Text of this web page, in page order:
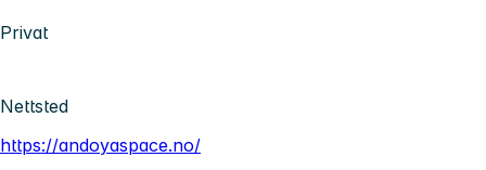
Privat
Nettsted
https://andoyaspace.no/